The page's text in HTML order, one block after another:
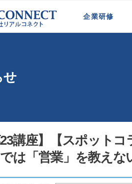
企業研修
お知らせ > 経営コラム REAL・ISM
せ
23講座】【スポット
は「営業」を教えな